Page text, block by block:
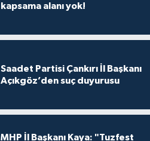
kapsama alanı yok!
Saadet Partisi Çankırı İl Başkanı
Açıkgöz’den suç duyurusu
MHP İl Başkanı Kaya: "Tuzfest